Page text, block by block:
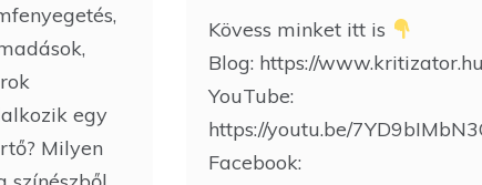
Kövess minket itt is
Blog: https://
YouTube:
https://youtu.be/
Facebook:
egy
Milyen